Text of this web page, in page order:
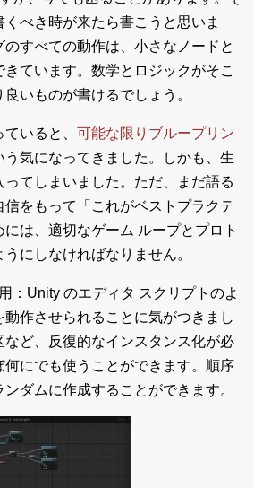
べき時が来たら書こうと思いま
すべての動作は、小さなノードと
ています。数学とロジックがそこ
いものが書けるでしょう。
いると、 可能な限りブループリン
う気になってきました。しかも、生
てしまいました。ただ、まだ語る
をもって「これがベストプラクテ
は、適切なゲーム ループとプロト
にしなければなりません。
：Unity のエディタ スクリプトのよ
動作させられることに気がつきまし
など、反復的なインスタンス化が必
にでも使うことができます。順序
ダムに作成することができます。